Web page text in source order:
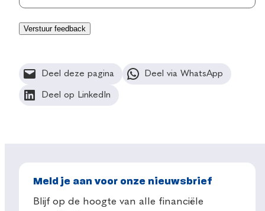
Deel deze pagina Deel via WhatsApp
Deel op LinkedIn
Meld je aan voor onze nieuwsbrief
Blijf op de hoogte van alle financiële